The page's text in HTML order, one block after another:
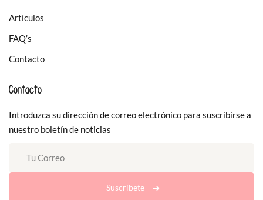
Artículos
FAQ’s
Contacto
Contacto
Introduzca su dirección de correo electrónico para suscribirse a
nuestro boletín de noticias
Suscríbete